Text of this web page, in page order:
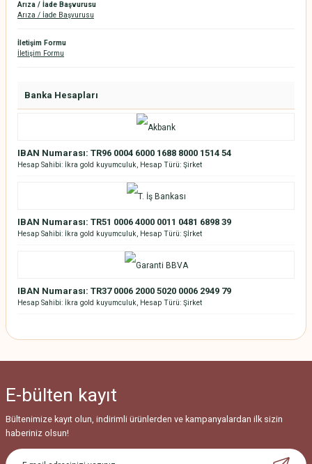
Arıza / İade Başvurusu
Arıza / İade Başvurusu
İletişim Formu
İletişim Formu
Banka Hesapları
IBAN Numarası: TR96 0004 6000 1688 8000 1514 54
Hesap Sahibi: İkra gold kuyumculuk, Hesap Türü: Şirket
IBAN Numarası: TR51 0006 4000 0011 0481 6898 39
Hesap Sahibi: İkra gold kuyumculuk, Hesap Türü: Şİrket
IBAN Numarası: TR37 0006 2000 5020 0006 2949 79
Hesap Sahibi: İkra gold kuyumculuk, Hesap Türü: Şirket
E-bülten kayıt
Bültenimize kayıt olun, indirimli ürünlerden ve kampanyalardan ilk sizin
haberiniz olsun!